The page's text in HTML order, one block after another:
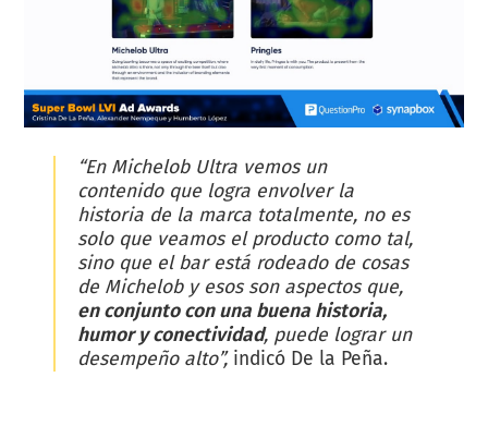
“En Michelob Ultra vemos un
contenido que logra envolver la
historia de la marca totalmente, no es
solo que veamos el producto como tal,
sino que el bar está rodeado de cosas
de Michelob y esos son aspectos que,
en conjunto con una buena historia,
humor y conectividad, puede lograr un
desempeño alto”, indicó De la Peña.